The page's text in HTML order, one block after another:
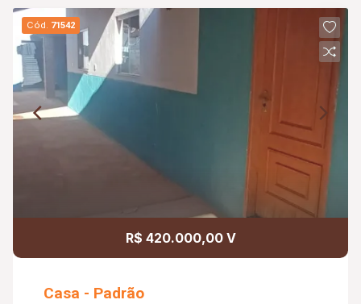
Cód. 71542
R$ 420.000,00 V
Casa - Padrão